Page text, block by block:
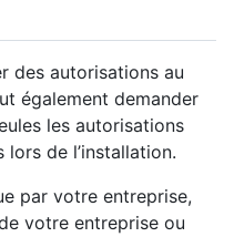
des autorisations au
également demander
les autorisations
lors de l’installation.
par votre entreprise,
votre entreprise ou